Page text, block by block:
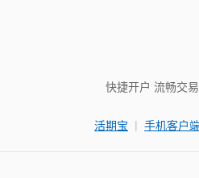
快捷开户 流畅交易
活期宝 | 手机客户